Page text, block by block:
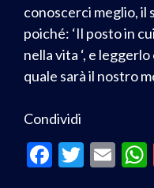
conoscerci meglio, il
poiché: ‘Il posto in
nella vita ‘, e
quale sarà il nostro
Condividi
F
T
E